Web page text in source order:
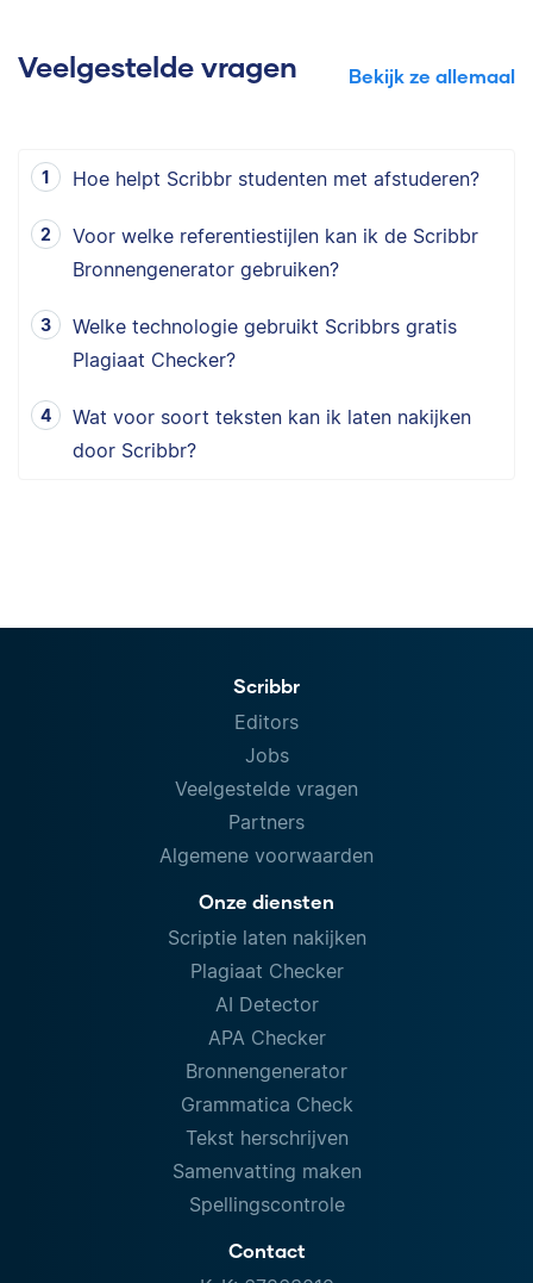
Veelgestelde vragen Bekijk ze allemaal
Hoe helpt Scribbr studenten met afstuderen?
Voor welke referentiestijlen kan ik de Scribbr
Bronnengenerator gebruiken?
Welke technologie gebruikt Scribbrs gratis
Plagiaat Checker?
Wat voor soort teksten kan ik laten nakijken
door Scribbr?
Scribbr
Editors
Jobs
Veelgestelde vragen
Partners
Algemene voorwaarden
Onze diensten
Scriptie laten nakijken
Plagiaat Checker
AI Detector
APA Checker
Bronnengenerator
Grammatica Check
Tekst herschrijven
Samenvatting maken
Spellingscontrole
Contact